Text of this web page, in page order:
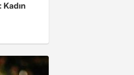
Kadın